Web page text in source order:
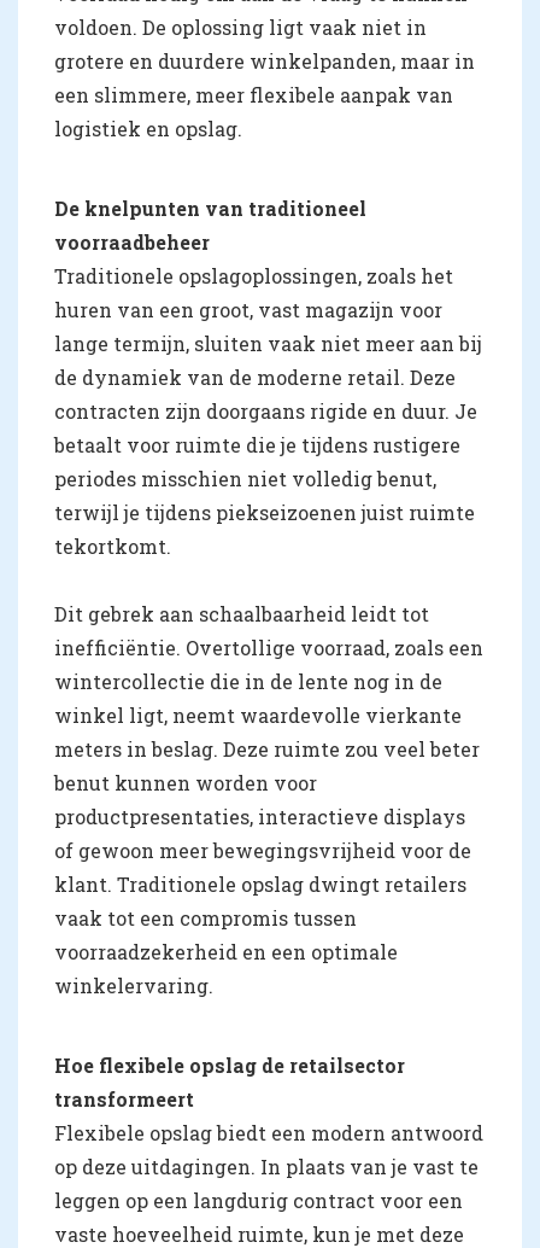
voldoen. De oplossing ligt vaak niet in
grotere en duurdere winkelpanden, maar in
een slimmere, meer flexibele aanpak van
logistiek en opslag.
De knelpunten van traditioneel
voorraadbeheer
Traditionele opslagoplossingen, zoals het
huren van een groot, vast magazijn voor
lange termijn, sluiten vaak niet meer aan bij
de dynamiek van de moderne retail. Deze
contracten zijn doorgaans rigide en duur. Je
betaalt voor ruimte die je tijdens rustigere
periodes misschien niet volledig benut,
terwijl je tijdens piekseizoenen juist ruimte
tekortkomt.
Dit gebrek aan schaalbaarheid leidt tot
inefficiëntie. Overtollige voorraad, zoals een
wintercollectie die in de lente nog in de
winkel ligt, neemt waardevolle vierkante
meters in beslag. Deze ruimte zou veel beter
benut kunnen worden voor
productpresentaties, interactieve displays
of gewoon meer bewegingsvrijheid voor de
klant. Traditionele opslag dwingt retailers
vaak tot een compromis tussen
voorraadzekerheid en een optimale
winkelervaring.
Hoe flexibele opslag de retailsector
transformeert
Flexibele opslag biedt een modern antwoord
op deze uitdagingen. In plaats van je vast te
leggen op een langdurig contract voor een
vaste hoeveelheid ruimte, kun je met deze